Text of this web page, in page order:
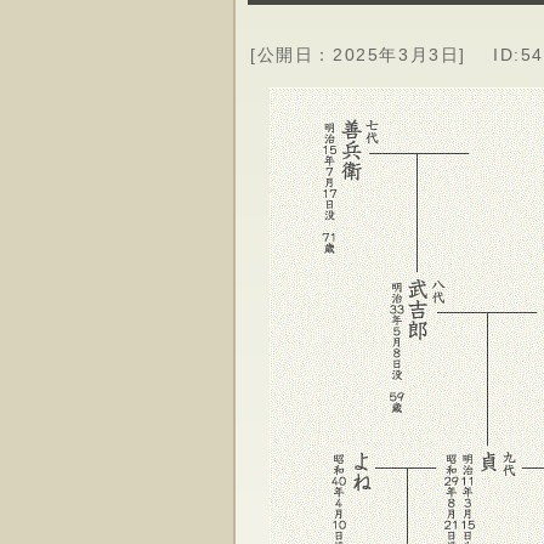
[公開日： 2025年3月3日]